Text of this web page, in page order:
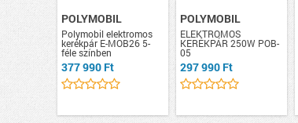
POLYMOBIL
Polymobil elektromos
kerékpár E-MOB26 5-
féle színben
377 990 Ft
POLYMOBIL
ELEKTROMOS
KERÉKPÁR 250W POB-
05
297 990 Ft